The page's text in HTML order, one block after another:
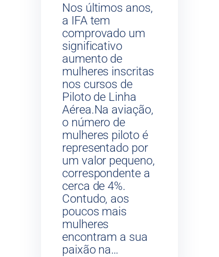
Nos últimos anos,
a IFA tem
comprovado um
significativo
aumento de
mulheres inscritas
nos cursos de
Piloto de Linha
Aérea.Na aviação,
o número de
mulheres piloto é
representado por
um valor pequeno,
correspondente a
cerca de 4%.
Contudo, aos
poucos mais
mulheres
encontram a sua
paixão na…